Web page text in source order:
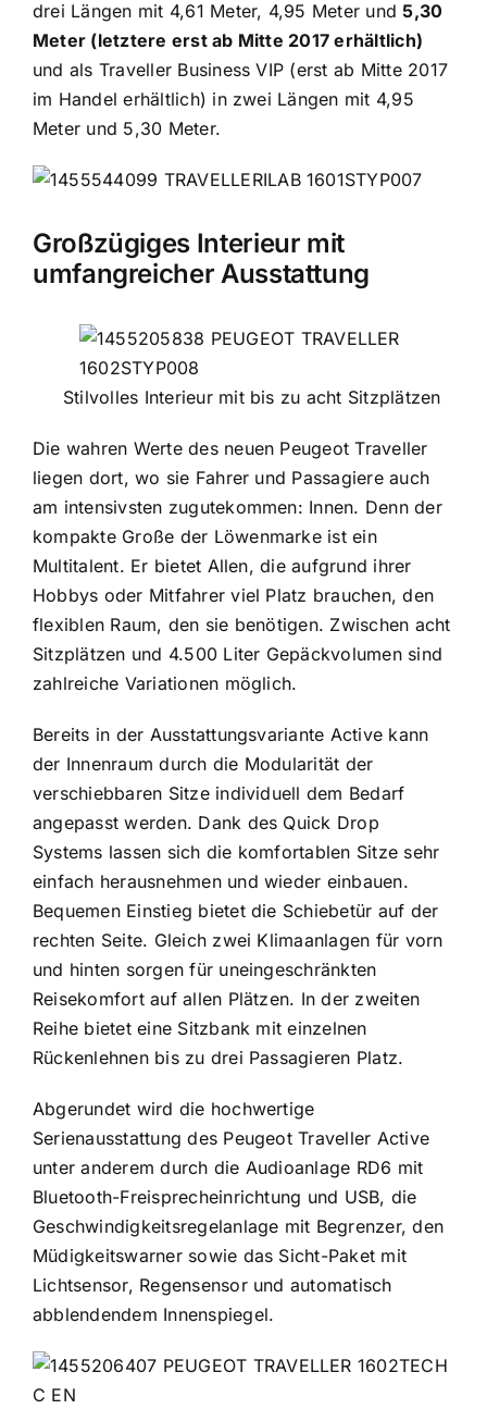
drei Längen mit 4,61 Meter, 4,95 Meter und5,30
Meter (letztere erst ab Mitte 2017 erhältlich)
und als Traveller Business VIP (erst ab Mitte 2017
im Handel erhältlich) in zwei Längen mit 4,95
Meter und 5,30 Meter.
Großzügiges Interieur mit
umfangreicher Ausstattung
Stilvolles Interieur mit bis zu acht Sitzplätzen
Die wahren Werte des neuen Peugeot Traveller
liegen dort, wo sie Fahrer und Passagiere auch
am intensivsten zugutekommen: Innen. Denn der
kompakte Große der Löwenmarke ist ein
Multitalent. Er bietet Allen, die aufgrund ihrer
Hobbys oder Mitfahrer viel Platz brauchen, den
flexiblen Raum, den sie benötigen. Zwischen acht
Sitzplätzen und 4.500 Liter Gepäckvolumen sind
zahlreiche Variationen möglich.
Bereits in der Ausstattungsvariante Active kann
der Innenraum durch die Modularität der
verschiebbaren Sitze individuell dem Bedarf
angepasst werden. Dank des Quick Drop
Systems lassen sich die komfortablen Sitze sehr
einfach herausnehmen und wieder einbauen.
Bequemen Einstieg bietet die Schiebetür auf der
rechten Seite. Gleich zwei Klimaanlagen für vorn
und hinten sorgen für uneingeschränkten
Reisekomfort auf allen Plätzen. In der zweiten
Reihe bietet eine Sitzbank mit einzelnen
Rückenlehnen bis zu drei Passagieren Platz.
Abgerundet wird die hochwertige
Serienausstattung des Peugeot Traveller Active
unter anderem durch die Audioanlage RD6 mit
Bluetooth-Freisprecheinrichtung und USB, die
Geschwindigkeitsregelanlage mit Begrenzer, den
Müdigkeitswarner sowie das Sicht-Paket mit
Lichtsensor, Regensensor und automatisch
abblendendem Innenspiegel.